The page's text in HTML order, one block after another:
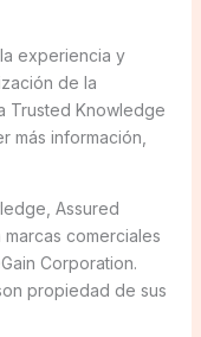
experiencia y
de la
Trusted Knowledge
más información,
Assured
comerciales
Corporation.
propiedad de sus